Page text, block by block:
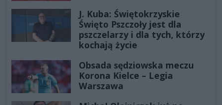
J. Kuba: Świętokrzyskie
Święto Pszczoły jest dla
pszczelarzy i dla tych, którzy
kochają życie
Obsada sędziowska meczu
Korona Kielce – Legia
Warszawa